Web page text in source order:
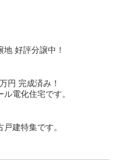
好評分譲中！
円 完成済み！
電化住宅です。
建特集です。